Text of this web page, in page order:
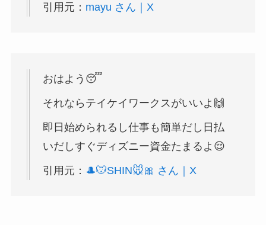
引用元： mayu さん｜X
おはよう😴
それならテイケイワークスがいいよ🙌
即日始められるし仕事も簡単だし日払
いだしすぐディズニー資金たまるよ😌
引用元： 🎩🐭SHIN🐭🎀 さん｜X